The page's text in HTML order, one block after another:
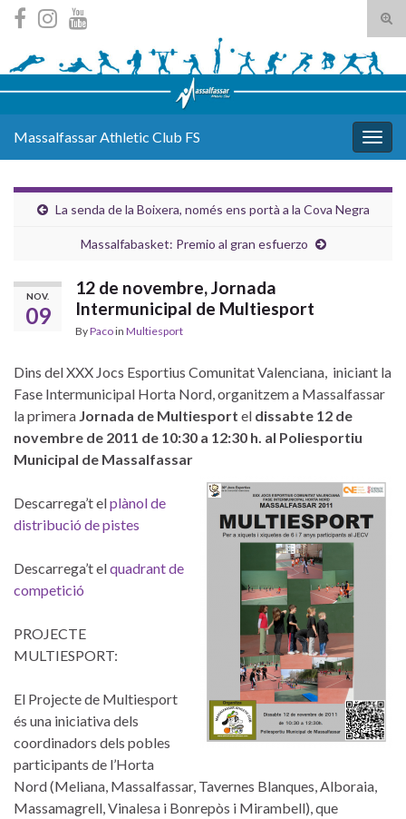
Search for:
Massalfassar Athletic Club FS
La senda de la Boixera, només ens portà a la Cova Negra
Massalfabasket: Premio al gran esfuerzo
NOV.
09
12 de novembre, Jornada
Intermunicipal de Multiesport
ByPacoin Multiesport
Dins del XXX Jocs Esportius Comunitat Valenciana, iniciant la
Fase Intermunicipal Horta Nord, organitzem a Massalfassar
la primera Jornada de Multiesport el dissabte 12 de
novembre de 2011 de 10:30 a 12:30 h. al Poliesportiu
Municipal de Massalfassar
Descarrega’t elplànol de
distribució de pistes
Descarrega’t elquadrant de
competició
PROJECTE
MULTIESPORT:
El Projecte de Multiesport
és una iniciativa dels
coordinadors dels pobles
participants de l’Horta
Nord (Meliana, Massalfassar, Tavernes Blanques, Alboraia,
Massamagrell, Vinalesa i Bonrepòs i Mirambell), que